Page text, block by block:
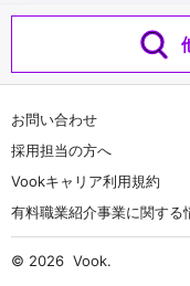
お問い合わせ
採用担当の方へ
Vookキャリア利用規約
有料職業紹介事業に関する
© 2026 Vook.